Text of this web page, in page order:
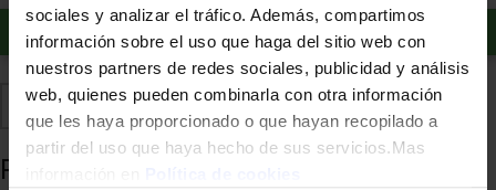
sociales y analizar el tráfico. Además, compartimos
información sobre el uso que haga del sitio web con
nuestros partners de redes sociales, publicidad y análisis
web, quienes pueden combinarla con otra información
que les haya proporcionado o que hayan recopilado a
partir del uso que haya hecho de sus servicios.Mas
Añadir al carrito
Añadir a favoritos Comparte
Productos relacionados